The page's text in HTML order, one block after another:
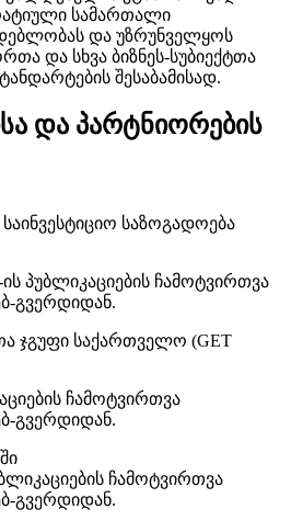
სამართალი
და უზრუნველყოს
და სხვა ბიზნეს-სუბიექტთა
შესაბამისად.
და პარტნიორების
საზოგადოება
ის პუბლიკაციების ჩამოტვირთვა
გვერდიდან.
ჯგუფი საქართველო (GET
ჩამოტვირთვა
გვერდიდან.
ჩამოტვირთვა
გვერდიდან.